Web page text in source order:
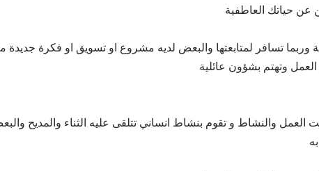
عن حياتك العاطفية
وربما تسافر لمتابعتها والبعض لديه مشروع او تسويق او فكرة جديدة
وتهتم بشؤون عائلية
والنشاط و تقوم بنشاط انساني تتلقى عليه الثناء والمديح